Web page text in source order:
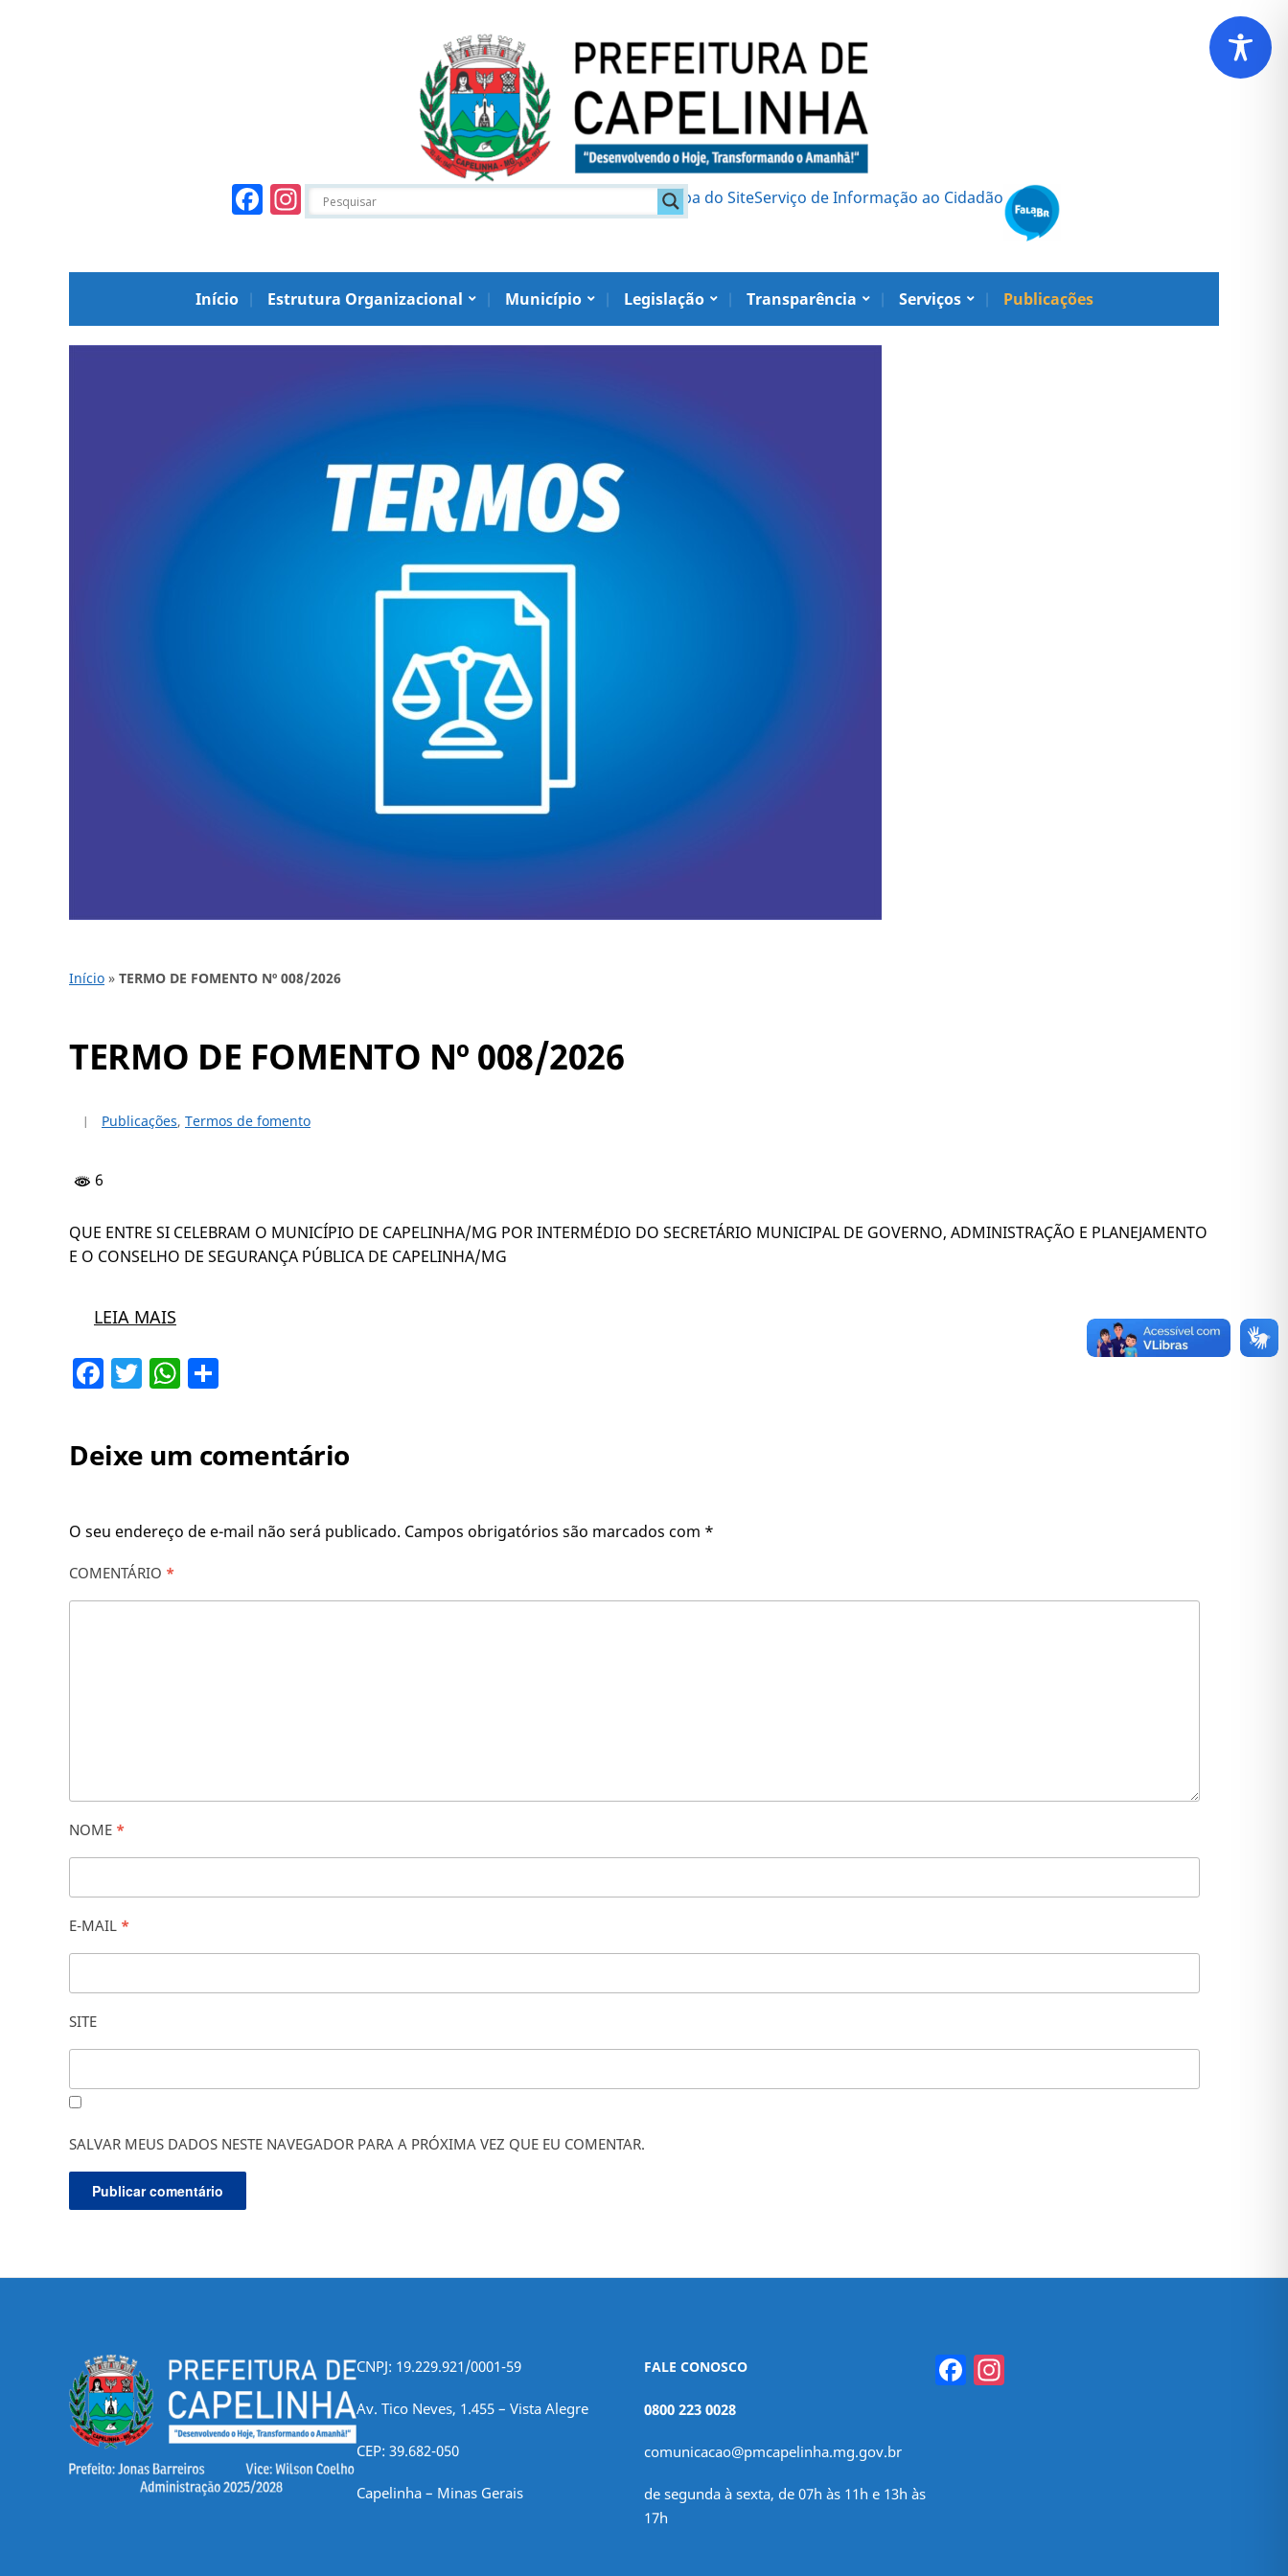
Facebook
Instagram Mapa do SiteServiço de Informação ao Cidadão
Início Estrutura Organizacional Município Legislação Transparência Serviços Publicações
Início » TERMO DE FOMENTO Nº 008/2026
TERMO DE FOMENTO Nº 008/2026
Publicações, Termos de fomento
6
QUE ENTRE SI CELEBRAM O MUNICÍPIO DE CAPELINHA/MG POR INTERMÉDIO DO SECRETÁRIO MUNICIPAL DE GOVERNO, ADMINISTRAÇÃO E PLANEJAMENTO
E O CONSELHO DE SEGURANÇA PÚBLICA DE CAPELINHA/MG
LEIA MAIS
Facebook
TwitterWhatsApp
Deixe um comentário
O seu endereço de e-mail não será publicado. Campos obrigatórios são marcados com *
COMENTÁRIO *
NOME *
E-MAIL *
SITE
SALVAR MEUS DADOS NESTE NAVEGADOR PARA A PRÓXIMA VEZ QUE EU COMENTAR.
CNPJ: 19.229.921/0001-59
Av. Tico Neves, 1.455 – Vista Alegre
CEP: 39.682-050
Capelinha – Minas Gerais
FALE CONOSCO
0800 223 0028
comunicacao@pmcapelinha.mg.gov.br
de segunda à sexta, de 07h às 11h e 13h às
17h
Facebook